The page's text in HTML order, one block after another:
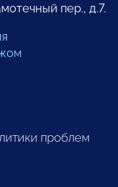
пер., д.7.
проблем